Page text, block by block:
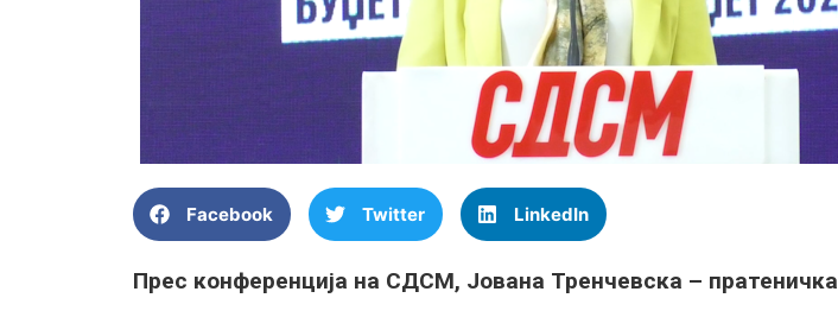
Facebook Twitter LinkedIn
Прес конференција на СДСМ, Јована Тренчевска – пратеничка